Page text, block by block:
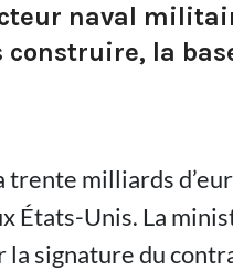
naval
la
milliards
États-Unis. La
signature du